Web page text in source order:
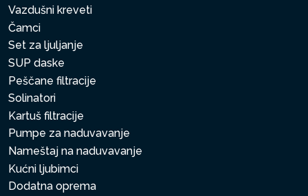
Vazdušni kreveti
Čamci
Set za ljuljanje
SUP daske
Peščane filtracije
Solinatori
Kartuš filtracije
Pumpe za naduvavanje
Nameštaj na naduvavanje
Kućni ljubimci
Dodatna oprema